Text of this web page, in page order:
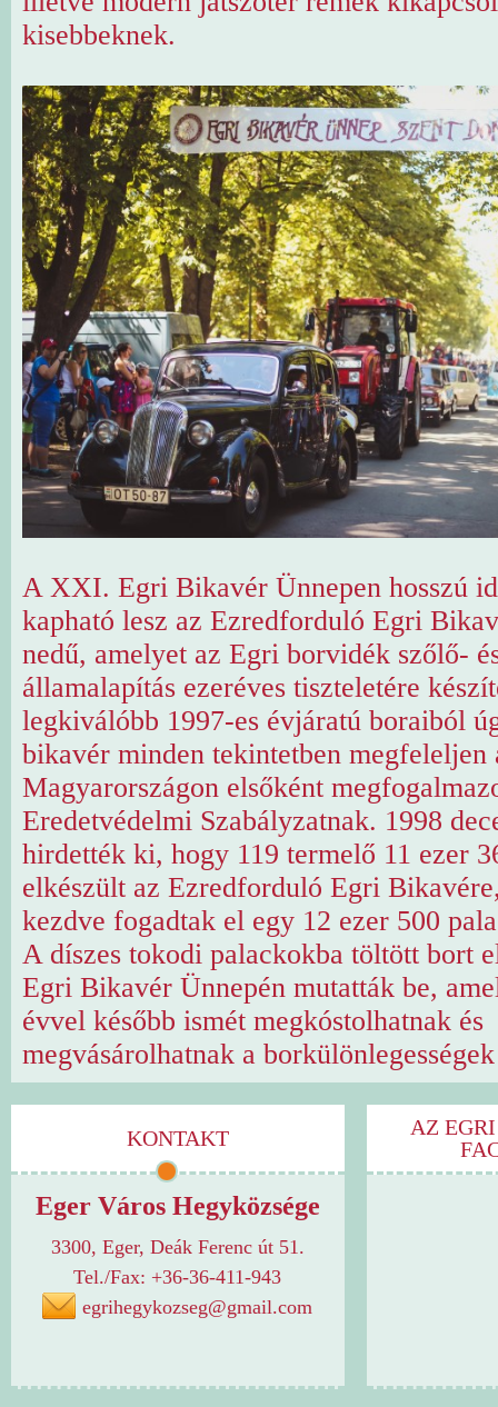
kisebbeknek.
A XXI. Egri Bikavér Ünnepen hosszú
kapható lesz az Ezredforduló Egri
nedű, amelyet az Egri borvidék szőlő-
államalapítás ezeréves tiszteletére
legkiválóbb 1997-es évjáratú boraiból
bikavér minden tekintetben megfeleljen
Magyarországon elsőként
Eredetvédelmi Szabályzatnak. 1998
hirdették ki, hogy 119 termelő 11 ezer
elkészült az Ezredforduló Egri
kezdve fogadtak el egy 12 ezer 500
A díszes tokodi palackokba töltött bort
Egri Bikavér Ünnepén mutatták be,
évvel később ismét megkóstolhatnak és
megvásárolhatnak a
KONTAKT
Eger Város Hegyközsége
3300, Eger, Deák Ferenc út 51.
Tel./Fax: +36-36-411-943
egrihegykozseg@gmail.com
AZ